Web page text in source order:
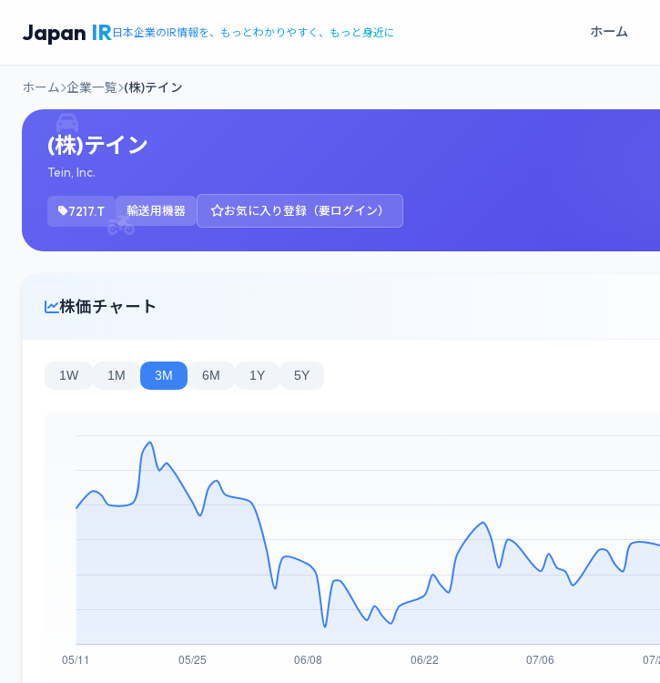
Japan IR日本企業のIR情報を、もっとわかりやすく、もっと身近に ホーム
ホーム 企業一覧 (株)テイン
(株)テイン
Tein, Inc.
7217.T 輸送用機器 お気に入り登録（要ログイン）
株価チャート
1W 1M 3M 6M 1Y 5Y